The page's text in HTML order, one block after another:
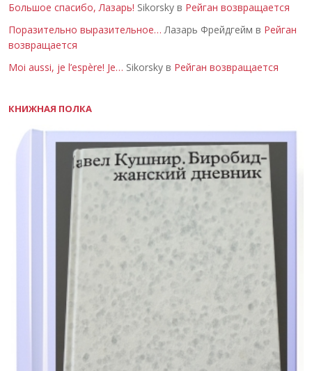
Большое спасибо, Лазарь! Sikorsky в Рейган возвращается
Поразительно выразительное… Лазарь Фрейдгейм в Рейган
возвращается
Moi aussi, je l’espère! Je… Sikorsky в Рейган возвращается
КНИЖНАЯ ПОЛКА